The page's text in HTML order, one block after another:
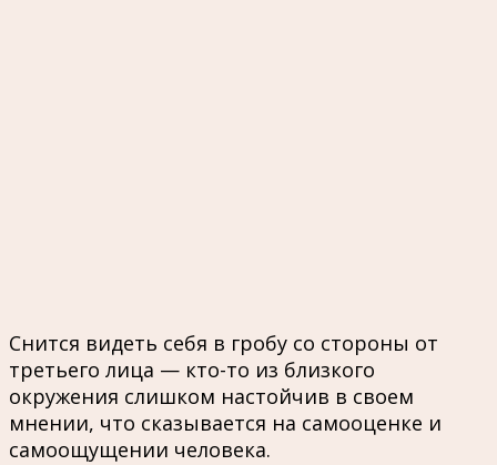
Снится видеть себя в гробу со стороны от
третьего лица — кто-то из близкого
окружения слишком настойчив в своем
мнении, что сказывается на самооценке и
самоощущении человека.